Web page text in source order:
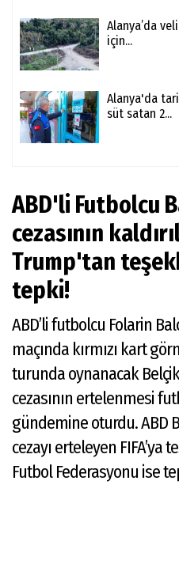
Alanya’da
için...
Alanya'da
süt satan 2...
ABD'li Futbolcu
cezasının
Trump'tan
tepki!
ABD’li futbolcu Folarin
maçında kırmızı kart
turunda oynanacak
cezasının ertelenmesi
gündemine oturdu. ABD
cezayı erteleyen FIFA’ya
Futbol Federasyonu ise